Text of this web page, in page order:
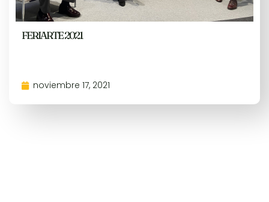
FERIARTE 2021
noviembre 17, 2021